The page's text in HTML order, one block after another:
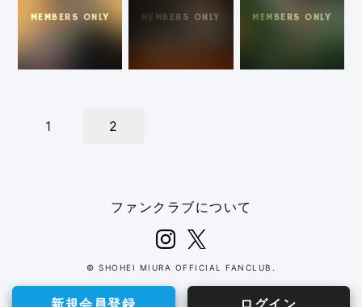
1 2
ファンクラブについて
© SHOHEI MIURA OFFICIAL FANCLUB.
新規会員登録 ログイン